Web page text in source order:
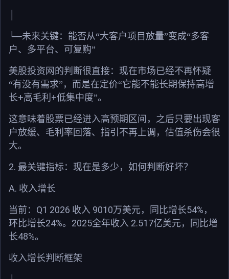
└─未来关键：能否从“大客户项目放量”变成“多客
户、多平台、可复购”
美股投资网的判断很直接：现在市场已经不再怀疑
“有没有需求”，而是在定价“它能不能长期保持高增
长+高毛利 +低集中度”。
这意味着股票已经进入高预期区间，之后只要出现客
户放缓、毛利率回落、指引不再上调，估值杀伤会很
大。
2. 最关键指标：现在是多少，如何判断好坏？
A. 收入增长
当前： Q1 2026 收入 9010万美元，同比增长54% ，
环比增长24%。 2025全年收入 2.517亿美元，同比增
长48%。
收入增长判断框架